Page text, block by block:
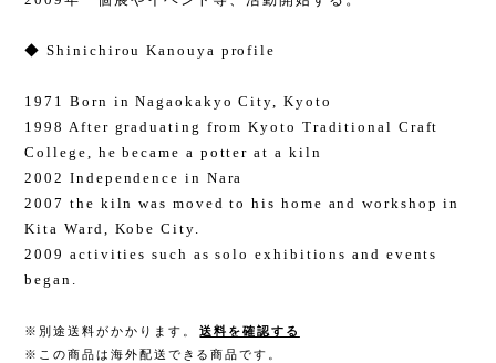
◆ Shinichirou Kanouya profile
1971 Born in Nagaokakyo City, Kyoto
1998 After graduating from Kyoto Traditional Craft
College, he became a potter at a kiln
2002 Independence in Nara
2007 the kiln was moved to his home and workshop in
Kita Ward, Kobe City.
2009 activities such as solo exhibitions and events
began.
※別途送料がかかります。
送料を確認する
※この商品は海外配送できる商品です。